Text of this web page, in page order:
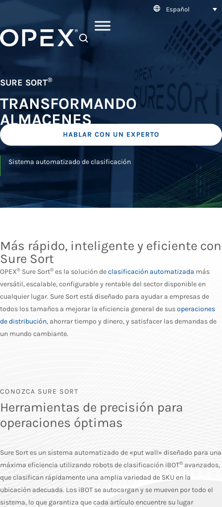
Español
SURE SORT®
TRANSFORMANDO
ALMACENES
HABLAR CON UN EXPERTO
Sistema automatizado de clasificación
Más rápido, inteligente y eficiente con
Sure Sort
OPEX® Sure Sort® es la solución declasificación automatizada más
versátil, escalable, configurable y rentable del sector disponible en
cualquier lugar. Sure Sort está diseñado para ayudar a empresas de
todos los tamaños a mejorar la eficiencia general de susoperaciones
de distribución, ahorrar tiempo y dinero, y satisfacer las demandas de
un mundo cambiante.
CONOZCA SURE SORT
Herramientas de precisión para
operaciones óptimas
Sure Sort es un sistema automatizado de «put wall» diseñado para una
máxima eficiencia utilizando robots de clasificación iBOT® avanzados,
que clasifican rápidamente una amplia variedad de SKU en la
ubicación adecuada. Los iBOT se autocargan y se mueven por todo el
sistema, lo que garantiza que cada artículo encuentre su lugar